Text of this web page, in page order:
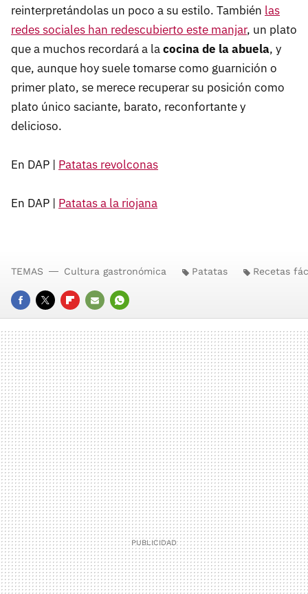
reinterpretándolas un poco a su estilo. También las
redes sociales han redescubierto este manjar, un plato
que a muchos recordará a lacocina de la abuela, y
que, aunque hoy suele tomarse como guarnición o
primer plato, se merece recuperar su posición como
plato único saciante, barato, reconfortante y
delicioso.
En DAP | Patatas revolconas
En DAP | Patatas a la riojana
FACEBOOK
TWITTERFLIPBOARD
E-
MAIL
WHATSAPP
TEMAS Cultura gastronómica Patatas Recetas